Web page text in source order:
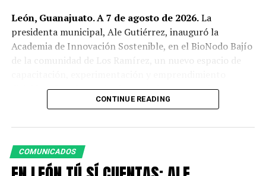
León, Guanajuato. A 7 de agosto de 2026.La
presidenta municipal, Ale Gutiérrez, inauguró la
Academia de Innovación Sostenible, en el BioNodo Bajío
de la comunidad de Los Ramírez, un nuevo espacio de
dirigido a fortalecer el talento de la zona rural.
las comunidades rurales de León para convertir ideas en
soluciones y generar nuevas oportunidades de
desarrollo. Ubicada en la comunidad de Los Ramírez, la
Academia acercará a jóvenes, productores y
CONTINUE READING
COMUNICADOS